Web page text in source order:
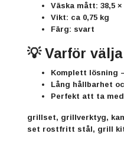
Väska mått: 38,5 ×
Vikt: ca 0,75 kg
Färg: svart
💡 Varför
Komplett lösning
Lång hållbarhet
Perfekt att ta
grillset, grillverktyg,
set rostfritt stål, grill